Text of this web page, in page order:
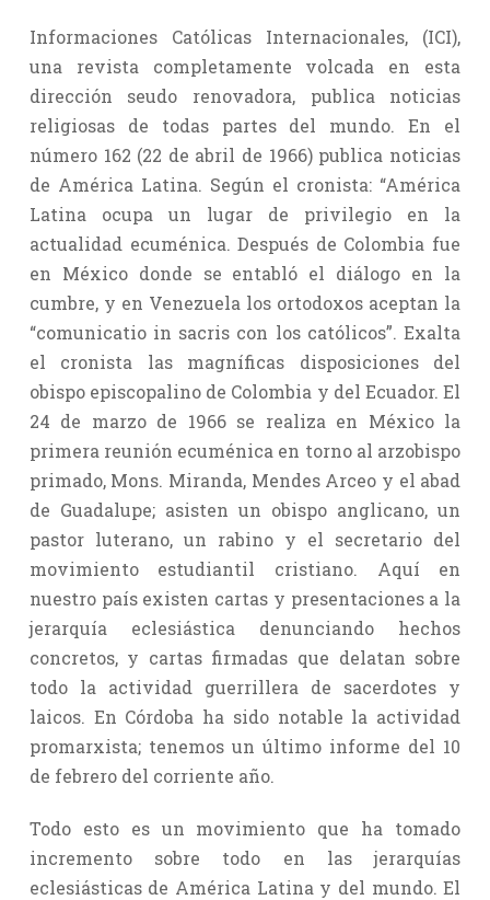
Informaciones Católicas Internacionales, (ICI),
una revista completamente volcada en esta
dirección seudo renovadora, publica noticias
religiosas de todas partes del mundo. En el
número 162 (22 de abril de 1966) publica noticias
de América Latina. Según el cronista: “América
Latina ocupa un lugar de privilegio en la
actualidad ecuménica. Después de Colombia fue
en México donde se entabló el diálogo en la
cumbre, y en Venezuela los ortodoxos aceptan la
“comunicatio in sacris con los católicos”. Exalta
el cronista las magníficas disposiciones del
obispo episcopalino de Colombia y del Ecuador. El
24 de marzo de 1966 se realiza en México la
primera reunión ecuménica en torno al arzobispo
primado, Mons. Miranda, Mendes Arceo y el abad
de Guadalupe; asisten un obispo anglicano, un
pastor luterano, un rabino y el secretario del
movimiento estudiantil cristiano. Aquí en
nuestro país existen cartas y presentaciones a la
jerarquía eclesiástica denunciando hechos
concretos, y cartas firmadas que delatan sobre
todo la actividad guerrillera de sacerdotes y
laicos. En Córdoba ha sido notable la actividad
promarxista; tenemos un último informe del 10
de febrero del corriente año.
Todo esto es un movimiento que ha tomado
incremento sobre todo en las jerarquías
eclesiásticas de América Latina y del mundo. El